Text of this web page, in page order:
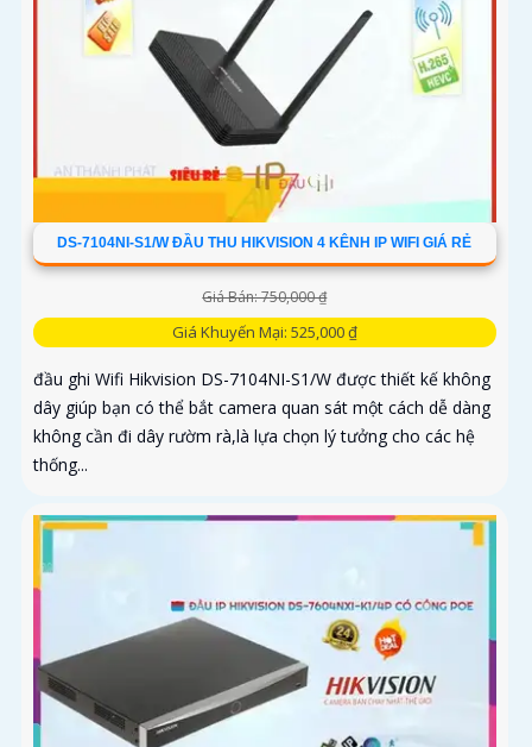
DS-7104NI-S1/W ĐẦU THU HIKVISION 4 KÊNH IP WIFI GIÁ RẺ
Giá Bán: 750,000 ₫
Giá Khuyến Mại: 525,000 ₫
đầu ghi Wifi Hikvision DS-7104NI-S1/W được thiết kế không
dây giúp bạn có thể bắt camera quan sát một cách dễ dàng
không cần đi dây rườm rà,là lựa chọn lý tưởng cho các hệ
thống...